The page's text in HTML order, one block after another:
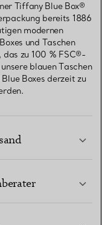
Tiffany Blue Box®
bereits 1886
modernen
und Taschen
zu 100 % FSC®-
blauen Taschen
Boxes derzeit zu